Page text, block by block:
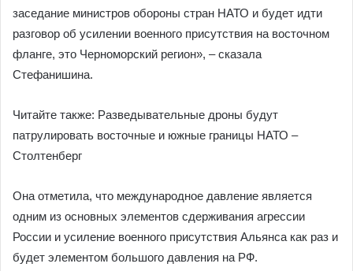
заседание министров обороны стран НАТО и будет идти
разговор об усилении военного присутствия на восточном
фланге, это Черноморский регион», – сказала
Стефанишина.
Читайте также: Разведывательные дроны будут
патрулировать восточные и южные границы НАТО –
Столтенберг
Она отметила, что международное давление является
одним из основных элементов сдерживания агрессии
России и усиление военного присутствия Альянса как раз и
будет элементом большого давления на РФ.